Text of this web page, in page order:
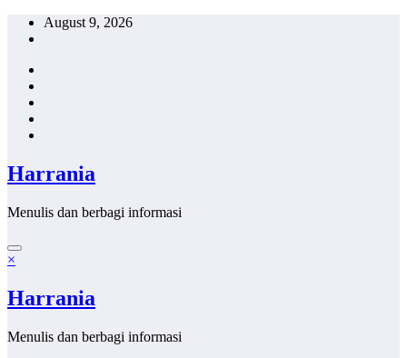
Skip
August 9, 2026
Harrania
Menulis dan berbagi informasi
×
Harrania
Menulis dan berbagi informasi